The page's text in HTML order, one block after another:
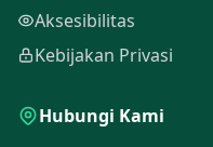
Aksesibilitas
Kebijakan Privasi
Hubungi Kami